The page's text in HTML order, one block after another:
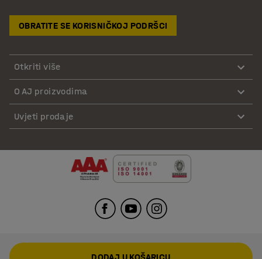
OBRATITE SE KORISNIČKOJ PODRŠCI
Otkriti više
O AJ proizvodima
Uvjeti prodaje
DODAJ U KOŠARICU